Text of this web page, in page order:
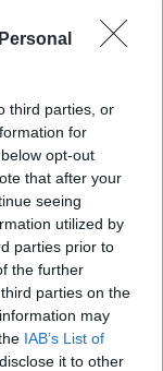
third parties, or
for
opt-out
that after your
seeing
utilized by
parties prior to
the further
parties on the
may
IAB’s List of
it to other
chez
le CD sur
partition au
Vidéos